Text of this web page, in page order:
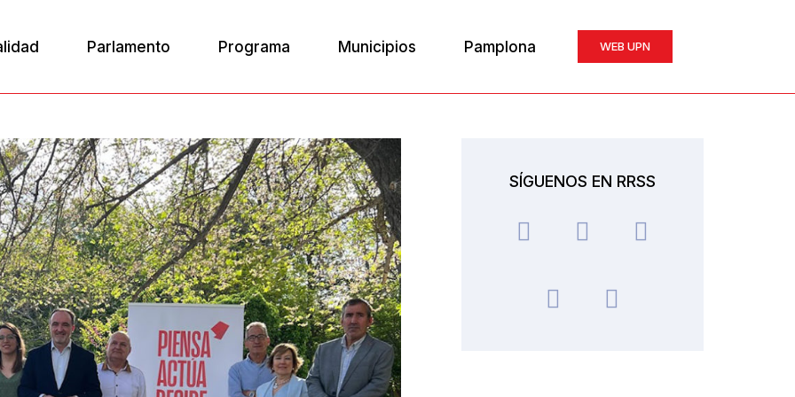
Parlamento Programa Municipios Pamplona WEB UPN
SÍGUENOS EN RRSS